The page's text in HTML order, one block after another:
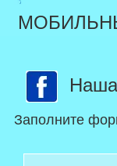
Наша
Заполните